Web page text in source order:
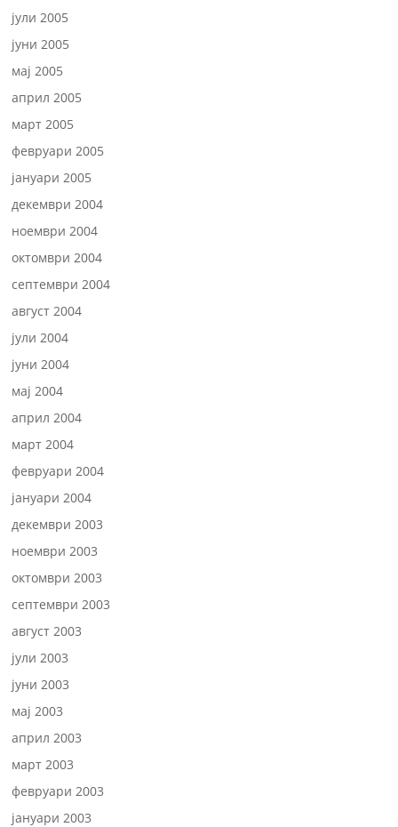
јули 2005
јуни 2005
мај 2005
април 2005
март 2005
февруари 2005
јануари 2005
декември 2004
ноември 2004
октомври 2004
септември 2004
август 2004
јули 2004
јуни 2004
мај 2004
април 2004
март 2004
февруари 2004
јануари 2004
декември 2003
ноември 2003
октомври 2003
септември 2003
август 2003
јули 2003
јуни 2003
мај 2003
април 2003
март 2003
февруари 2003
јануари 2003